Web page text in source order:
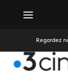
Regardez